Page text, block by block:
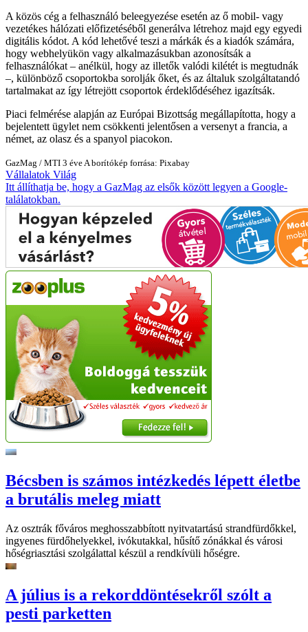
A közös cég a felhasználó beleegyezése esetén az ő mobil- vagy
vezetékes hálózati előfizetéséből generálva létrehoz majd egy egyedi
digitális kódot. A kód lehetővé teszi a márkák és a kiadók számára,
hogy webhelyükön vagy alkalmazásukban azonosítsák a
felhasználókat – anélkül, hogy az illetők valódi kilétét is megtudnák
–, különböző csoportokba sorolják őket, és az általuk szolgáltatandó
tartalmakat az így létrejött csoportok érdeklődéséhez igazítsák.
Piaci felmérése alapján az Európai Bizottság megállapította, hogy a
bejelentett ügylet nem csökkenti jelentősen a versenyt a francia, a
német, az olasz és a spanyol piacokon.
GazMag / MTI 3 éve A borítókép forrása: Pixabay
Vállalatok Világ
Itt állíthatja be, hogy a GazMag az elsők között legyen a Google-
találatokban.
Bécsben is számos intézkedés lépett életbe
a brutális meleg miatt
Az osztrák főváros meghosszabbított nyitvatartású strandfürdőkkel,
ingyenes fürdőhelyekkel, ivókutakkal, hűsítő zónákkal és városi
hőségriasztási szolgálattal készül a rendkívüli hőségre.
A július is a rekorddöntésekről szólt a
pesti parketten